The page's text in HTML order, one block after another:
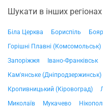
Шукати в інших регіонах
Біла Церква Бориспіль
Горішні Плавні (Комсомольськ)
Запоріжжя
Івано-Франківськ
Кам'янське (Дніпродзержинськ)
Кропивницький (Кіровоград)
Миколаїв
Мукачево